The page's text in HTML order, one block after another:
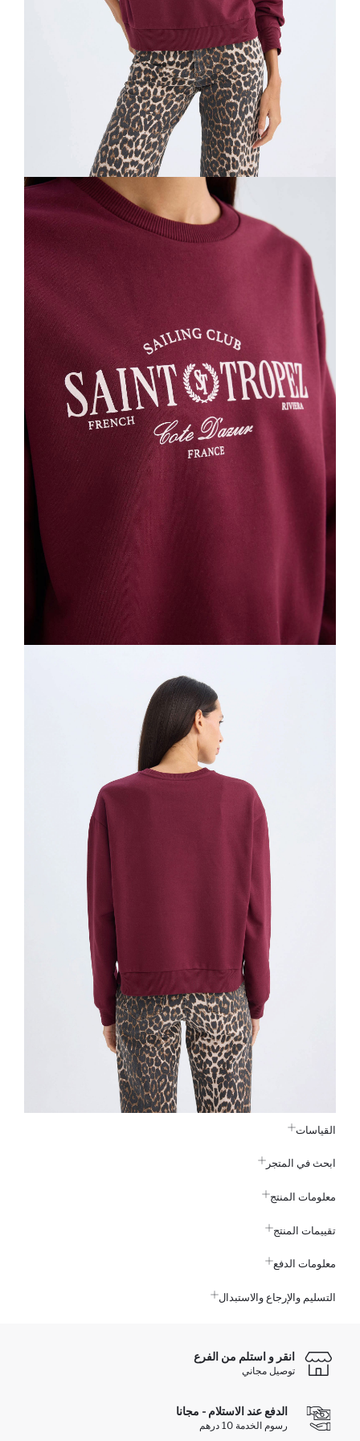
القياسات
ابحث في المتجر
معلومات المنتج
تقييمات المنتج
معلومات الدفع
التسليم والإرجاع والاستبدال
انقر و استلم من الفرع
توصيل مجاني
الدفع عند الاستلام - مجانا
رسوم الخدمة 10 درهم